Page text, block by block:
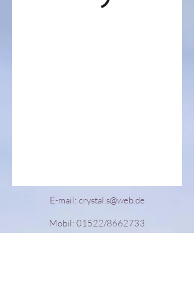
E-mail: crystal.s@web.de
Mobil: 01522/8662733